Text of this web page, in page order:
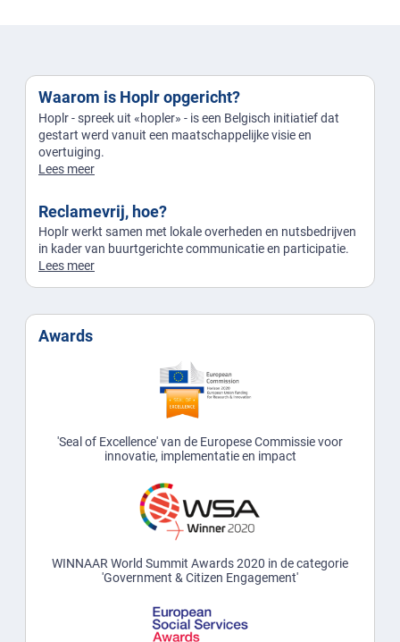
Waarom is Hoplr opgericht?
Hoplr - spreek uit «hopler» - is een Belgisch initiatief dat
gestart werd vanuit een maatschappelijke visie en
overtuiging.
Lees meer
Reclamevrij, hoe?
Hoplr werkt samen met lokale overheden en nutsbedrijven
in kader van buurtgerichte communicatie en participatie.
Lees meer
Awards
'Seal of Excellence' van de Europese Commissie voor
innovatie, implementatie en impact
WINNAAR World Summit Awards 2020 in de categorie
'Government & Citizen Engagement'